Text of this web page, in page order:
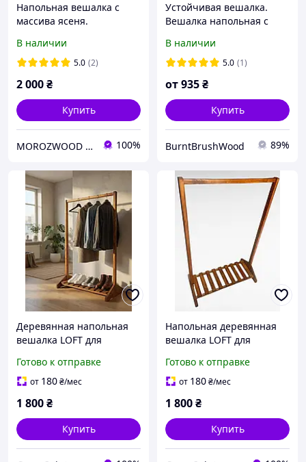
Напольная вешалка с
массива ясеня.
В наличии
5.0 (2)
2 000₴
Купить
MOROZWOOD Виробницвто меблів із дерева 100%
Устойчивая вешалка.
Вешалка напольная с
для одежды. Не окрашена
В наличии
5.0 (1)
от935₴
Купить
BurntBrushWood 89%
Деревянная напольная
вешалка LOFT для
обуви
Готово к отправке
от 180₴/мес
1 800₴
Купить
Напольная деревянная
вешалка LOFT для
рейлом
Готово к отправке
от 180₴/мес
1 800₴
Купить